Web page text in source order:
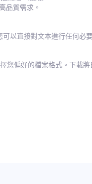
品質需求。
以直接對文本進行任何必
您偏好的檔案格式。下載將